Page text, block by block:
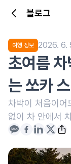
블로그
여행 정보 2026. 6.
초여름
는 쏘카
차박이 처음이어
없이 차 안에서